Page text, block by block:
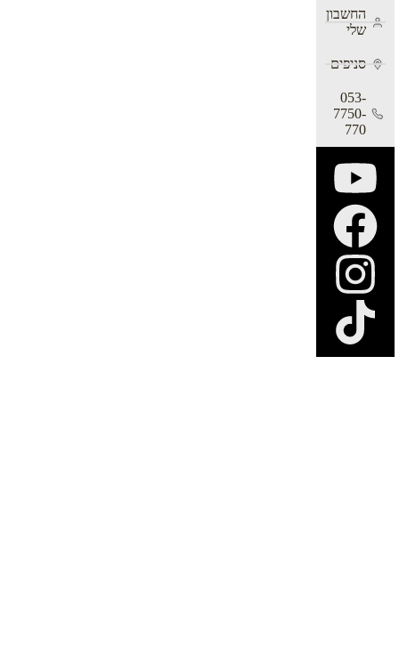
החשבון
שלי
סניפים
053-
7750-
770